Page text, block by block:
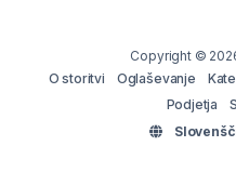
Copyright ©
O storitvi
Oglaševanje
Podjetja